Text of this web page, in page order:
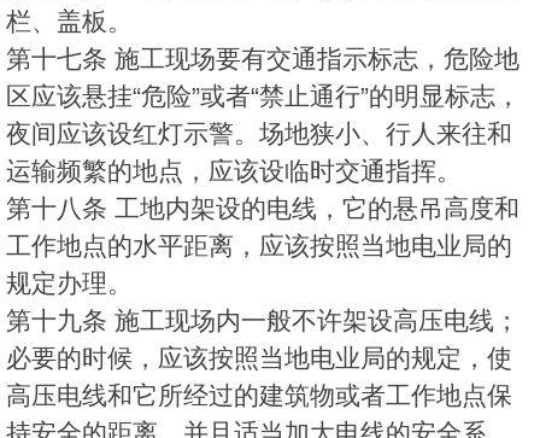
栏、盖板。
第十七条 施工现场要有交通指示标志，危险地
区应该悬挂“危险”或者“禁止通行”的明显标志，
夜间应该设红灯示警。场地狭小、行人来往和
运输频繁的地点，应该设临时交通指挥。
第十八条 工地内架设的电线，它的悬吊高度和
工作地点的水平距离，应该按照当地电业局的
规定办理。
第十九条 施工现场内一般不许架设高压电线；
必要的时候，应该按照当地电业局的规定，使
高压电线和它所经过的建筑物或者工作地点保